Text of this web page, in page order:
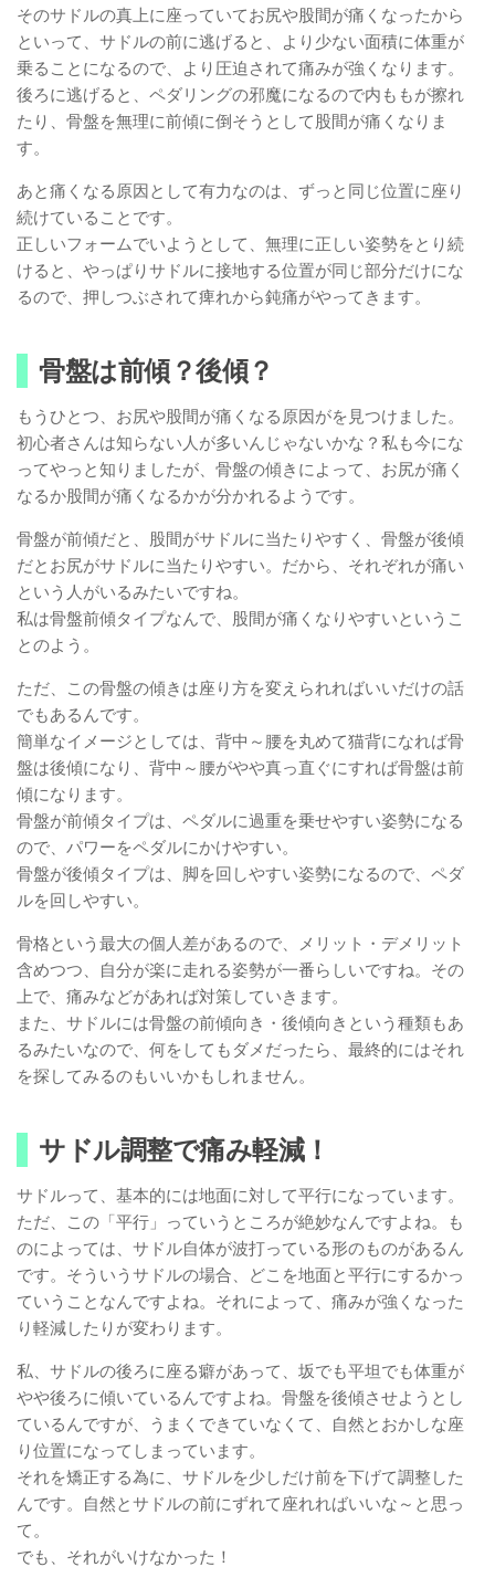
そのサドルの真上に座っていてお尻や股間が痛くなったから
といって、サドルの前に逃げると、より少ない面積に体重が
乗ることになるので、より圧迫されて痛みが強くなります。
後ろに逃げると、ペダリングの邪魔になるので内ももが擦れ
たり、骨盤を無理に前傾に倒そうとして股間が痛くなりま
す。
あと痛くなる原因として有力なのは、ずっと同じ位置に座り
続けていることです。
正しいフォームでいようとして、無理に正しい姿勢をとり続
けると、やっぱりサドルに接地する位置が同じ部分だけにな
るので、押しつぶされて痺れから鈍痛がやってきます。
骨盤は前傾？後傾？
もうひとつ、お尻や股間が痛くなる原因がを見つけました。
初心者さんは知らない人が多いんじゃないかな？私も今にな
ってやっと知りましたが、骨盤の傾きによって、お尻が痛く
なるか股間が痛くなるかが分かれるようです。
骨盤が前傾だと、股間がサドルに当たりやすく、骨盤が後傾
だとお尻がサドルに当たりやすい。だから、それぞれが痛い
という人がいるみたいですね。
私は骨盤前傾タイプなんで、股間が痛くなりやすいというこ
とのよう。
ただ、この骨盤の傾きは座り方を変えられればいいだけの話
でもあるんです。
簡単なイメージとしては、背中～腰を丸めて猫背になれば骨
盤は後傾になり、背中～腰がやや真っ直ぐにすれば骨盤は前
傾になります。
骨盤が前傾タイプは、ペダルに過重を乗せやすい姿勢になる
ので、パワーをペダルにかけやすい。
骨盤が後傾タイプは、脚を回しやすい姿勢になるので、ペダ
ルを回しやすい。
骨格という最大の個人差があるので、メリット・デメリット
含めつつ、自分が楽に走れる姿勢が一番らしいですね。その
上で、痛みなどがあれば対策していきます。
また、サドルには骨盤の前傾向き・後傾向きという種類もあ
るみたいなので、何をしてもダメだったら、最終的にはそれ
を探してみるのもいいかもしれません。
サドル調整で痛み軽減！
サドルって、基本的には地面に対して平行になっています。
ただ、この「平行」っていうところが絶妙なんですよね。も
のによっては、サドル自体が波打っている形のものがあるん
です。そういうサドルの場合、どこを地面と平行にするかっ
ていうことなんですよね。それによって、痛みが強くなった
り軽減したりが変わります。
私、サドルの後ろに座る癖があって、坂でも平坦でも体重が
やや後ろに傾いているんですよね。骨盤を後傾させようとし
ているんですが、うまくできていなくて、自然とおかしな座
り位置になってしまっています。
それを矯正する為に、サドルを少しだけ前を下げて調整した
んです。自然とサドルの前にずれて座れればいいな～と思っ
て。
でも、それがいけなかった！